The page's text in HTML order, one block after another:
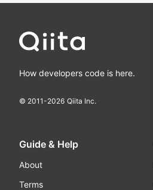
How developers code is here.
© 2011-2026 Qiita Inc.
Guide & Help
About
Terms